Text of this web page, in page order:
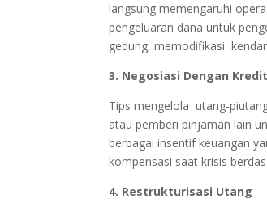
langsung memengaruhi
pengeluaran dana untuk
gedung, memodifikasi
3. Negosiasi Dengan
Tips mengelola utang-
atau pemberi pinjaman lain
berbagai insentif keuangan
kompensasi saat krisis
4. Restrukturisasi Utang